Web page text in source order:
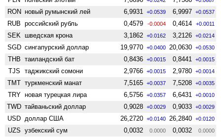
RON новый румынский лей 6,9931 +0.0539 6,9997 +0.0537
RUB российский рубль 0,4579 -0.0004 0,4614 +0.0011
SEK шведская крона 3,1862 +0.0162 3,2126 +0.0214
SGD сингапурский доллар 19,9770 +0.0400 20,0630 +0.0530
THB таиландский бат 0,8436 +0.0015 0,8441 +0.0015
TJS таджикский сомони 2,9766 +0.0015 2,9780 +0.0014
TMT туркменский манат 7,5165 +0.0037 7,5208 +0.0035
TRY новая турецкая лира 6,5756 +0.0357 6,6431 +0.0010
TWD тайваньский доллар 0,9028 +0.0029 0,9033 +0.0029
USD доллар США 26,2720 +0.0140 26,2840 +0.0120
UZS узбекский сум 0,0032 0.0000 0,0032 0.0000